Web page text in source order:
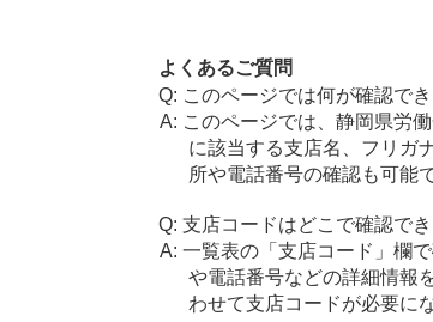
よくあるご質問
このページでは何が確認で
このページでは、静岡県労
に該当する支店名、フリガ
所や電話番号の確認も可能
支店コードはどこで確認でき
一覧表の「支店コード」欄
や電話番号などの詳細情報
わせて支店コードが必要に